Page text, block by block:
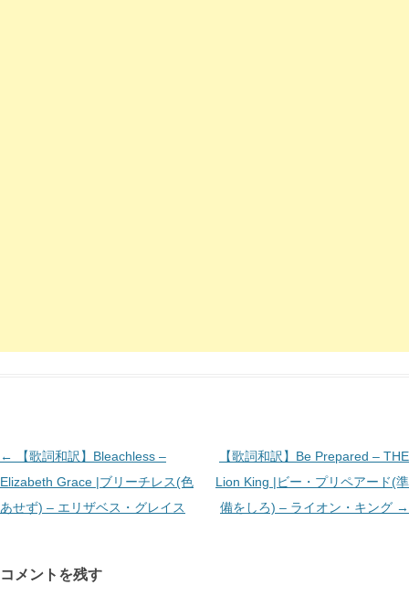
投
稿
ナ
ー
←
【歌詞和訳】Bleachless –
Elizabeth Grace |ブリーチレス(色
あせず) – エリザベス・グレイス
【歌詞和訳】Be Prepared – THE
Lion King |ビー・プリペアード(準
備をしろ) – ライオン・キング →
コメントを残す